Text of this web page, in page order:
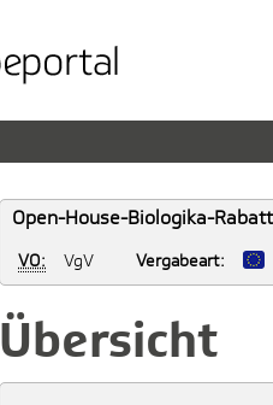
Open-House-Biologika-
VO: VgV Vergabeart:
Übersicht